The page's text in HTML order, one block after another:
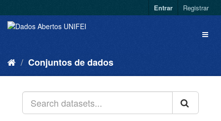
Entrar Registrar
Conjuntos de dados